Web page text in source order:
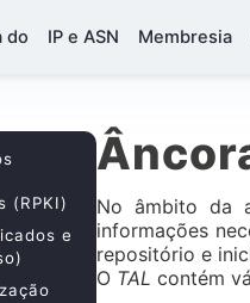
do IP e ASN Membresia
No âmbito da
informações
repositório e
O TAL contém
(RPKI)
e